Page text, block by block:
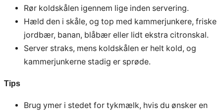
Rør koldskålen igennem lige inden servering.
Hæld den i skåle, og top med kammerjunkere, friske
jordbær, banan, blåbær eller lidt ekstra citronskal.
Server straks, mens koldskålen er helt kold, og
kammerjunkerne stadig er sprøde.
Tips
Brug ymer i stedet for tykmælk, hvis du ønsker en